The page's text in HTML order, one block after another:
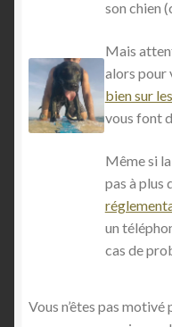
son chien
Mais
alors pour
bien sur
vous font
Même si
pas à plus
un
cas de
Vous n’êtes pas